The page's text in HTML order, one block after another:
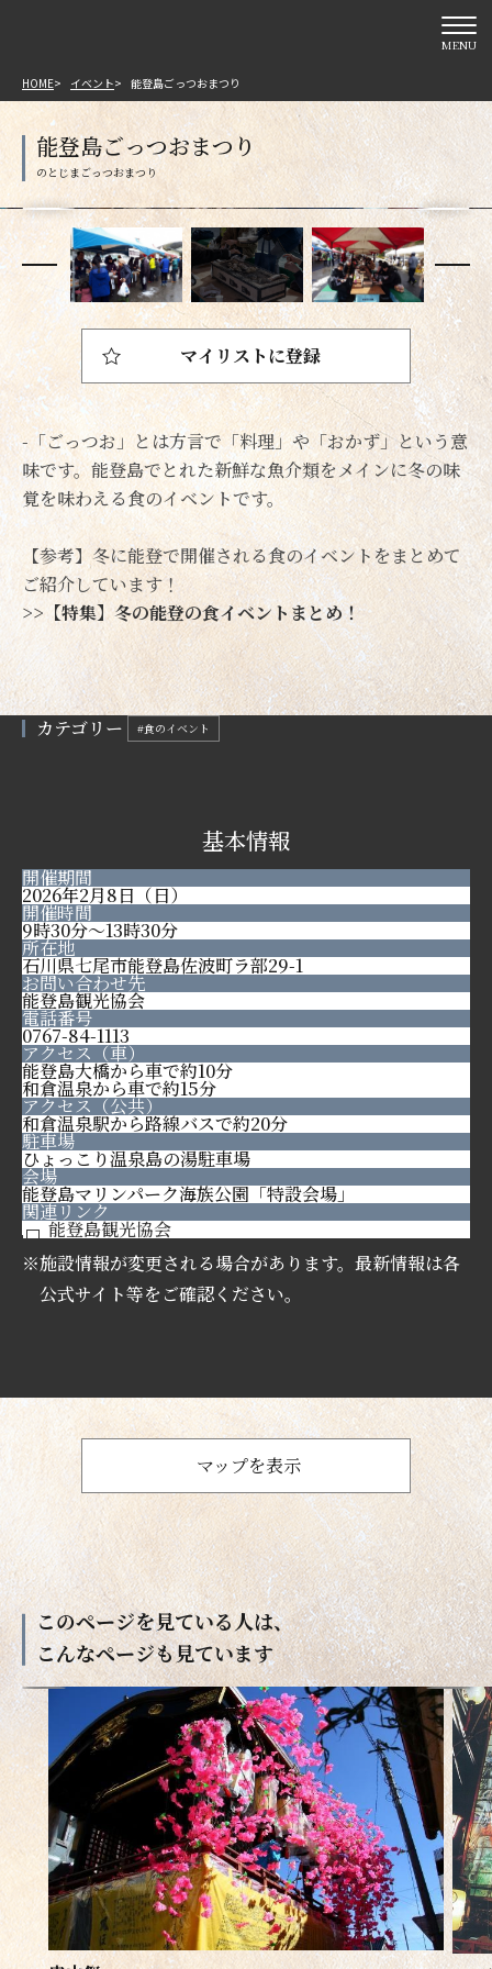
MENU
HOME イベント 能登島ごっつおまつり
能登島ごっつおまつり
-「ごっつお」とは方言で「料理」や「おかず」という意
味です。能登島でとれた新鮮な魚介類をメインに冬の味
覚を味わえる食のイベントです。
【参考】冬に能登で開催される食のイベントをまとめて
ご紹介しています！
>>【特集】冬の能登の食イベントまとめ！
マイリストに登録
カテゴリー #食のイベント
基本情報
開催期間
2026年2月8日（日）
開催時間
9時30分～13時30分
所在地
石川県七尾市能登島佐波町ラ部29-1
お問い合わせ先
能登島観光協会
電話番号
0767-84-1113
アクセス（車）
能登島大橋から車で約10分
和倉温泉から車で約15分
アクセス（公共）
和倉温泉駅から路線バスで約20分
駐車場
ひょっこり温泉島の湯駐車場
会場
能登島マリンパーク海族公園「特設会場」
関連リンク
能登島観光協会
※施設情報が変更される場合があります。最新情報は各
公式サイト等をご確認ください。
マップを表示
このページを見ている人は、
こんなページも見ています